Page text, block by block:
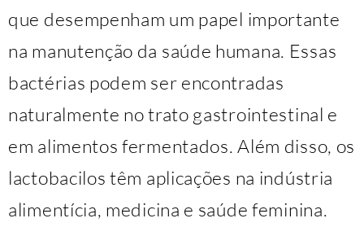
que desempenham um papel importante
na manutenção da saúde humana. Essas
bactérias podem ser encontradas
naturalmente no trato gastrointestinal e
em alimentos fermentados. Além disso, os
lactobacilos têm aplicações na indústria
alimentícia, medicina e saúde feminina.